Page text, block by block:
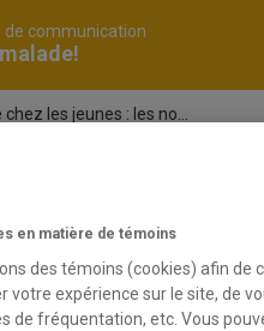
de communication
les jeunes : les no...
de myopie chez les
en matière de témoins
des témoins (cookies) afin
votre expérience sur le site, de
de fréquentation, etc. Vous